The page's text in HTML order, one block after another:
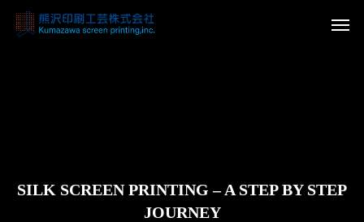
SILK SCREEN PRINTING – A STEP BY STEP
JOURNEY